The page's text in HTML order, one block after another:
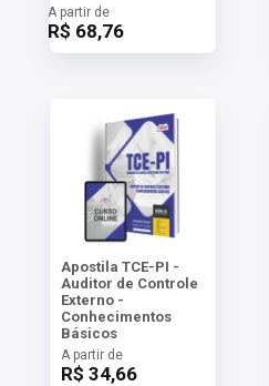
A partir de
R$ 68,76
Apostila TCE-PI -
Auditor de Controle
Externo -
Conhecimentos
Básicos
A partir de
R$ 34,66